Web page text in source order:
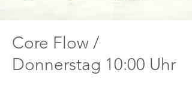
Core Flow /
Donnerstag 10:00 Uhr